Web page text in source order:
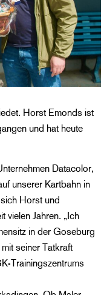
Horst Emonds ist
und hat heute
Datacolor,
unserer Kartbahn in
Horst und
vielen Jahren. „Ich
in der Goseburg
seiner Tatkraft
Trainingszentrums